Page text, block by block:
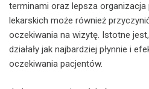
terminami oraz lepsza organizacja
lekarskich może również
oczekiwania na wizytę. Istotne
działały jak najbardziej płynnie i
oczekiwania pacjentów.